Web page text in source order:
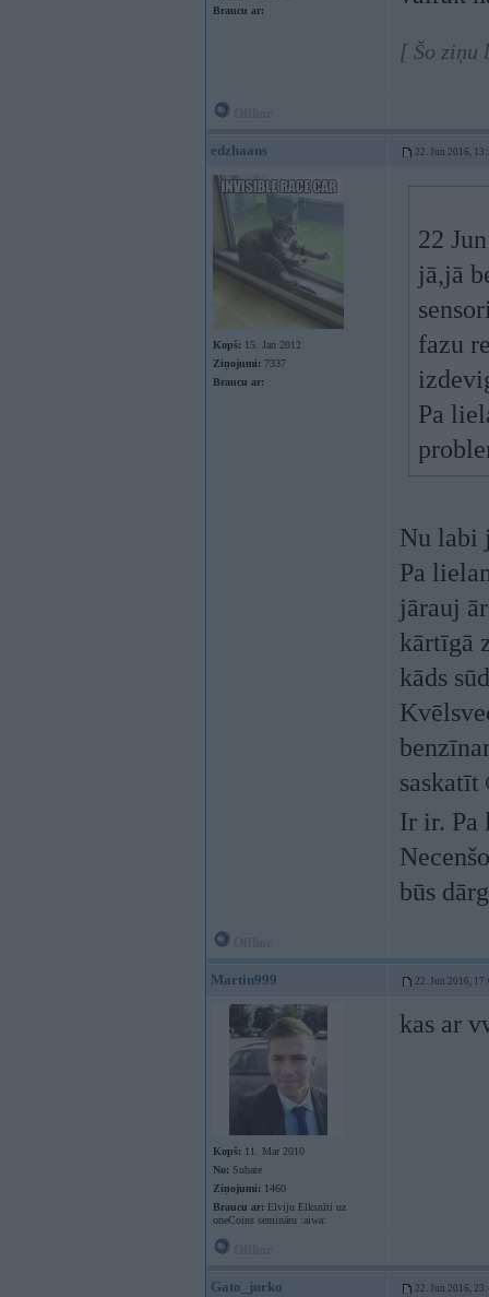
Braucu ar:
[ Šo ziņu
edzhaans 22. Jun 2016,
Kopš: 15. Jan 2012
Ziņojumi: 7337
Braucu ar:
22
jā,jā
fazu
Pa
Nu labi
Pa
jārauj
kārtīgā
kāds
saskatīt
Ir ir. Pa
būs
Martin999 22. Jun 2016,
Kopš: 11. Mar 2010
No: Subate
Ziņojumi: 1460
Braucu ar: Elviju Elksnīti uz
oneCoins semināru :aiwa:
kas ar
Gato_jurko 22. Jun 2016,